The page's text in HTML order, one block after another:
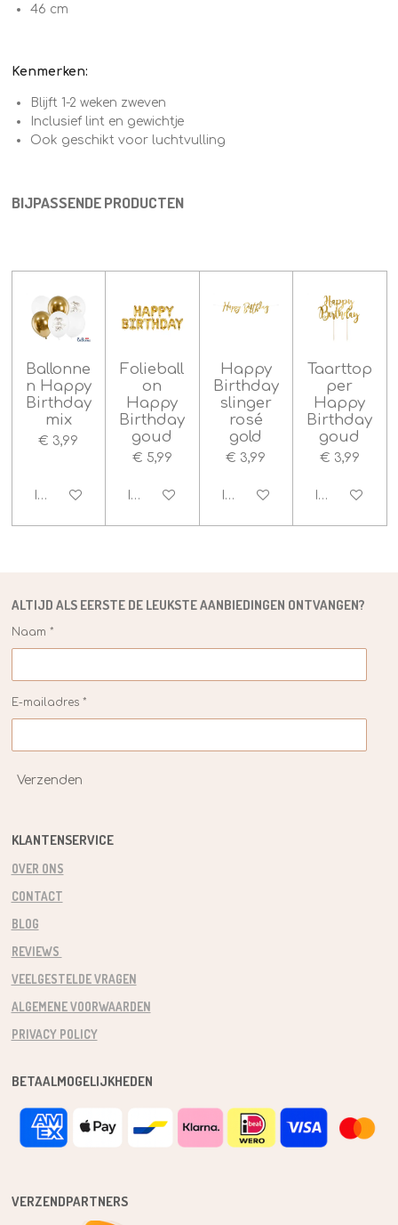
n
46 cm
Kenmerken:
Blijft 1-2 weken zweven
Inclusief lint en gewichtje
Ook geschikt voor luchtvulling
BIJPASSENDE PRODUCTEN
Ballonne
n Happy
Birthday
mix
€ 3,99
In winkelwagen
Folieball
on
Happy
Birthday
goud
€ 5,99
In winkelwagen
Happy
Birthday
slinger
rosé
gold
€ 3,99
In winkelwagen
Taarttop
per
Happy
Birthday
goud
€ 3,99
In
ALTIJD ALS EERSTE DE LEUKSTEAANBIEDINGEN ONTVANGEN?
Naam *
E-mailadres *
Verzenden
KLANTENSERVICE
OVER ONS
CONTACT
BLOG
REVIEWS
VEELGESTELDE VRAGEN
ALGEMENE VOORWAARDEN
PRIVACY POLICY
BETAALMOGELIJKHEDEN
VERZENDPARTNERS